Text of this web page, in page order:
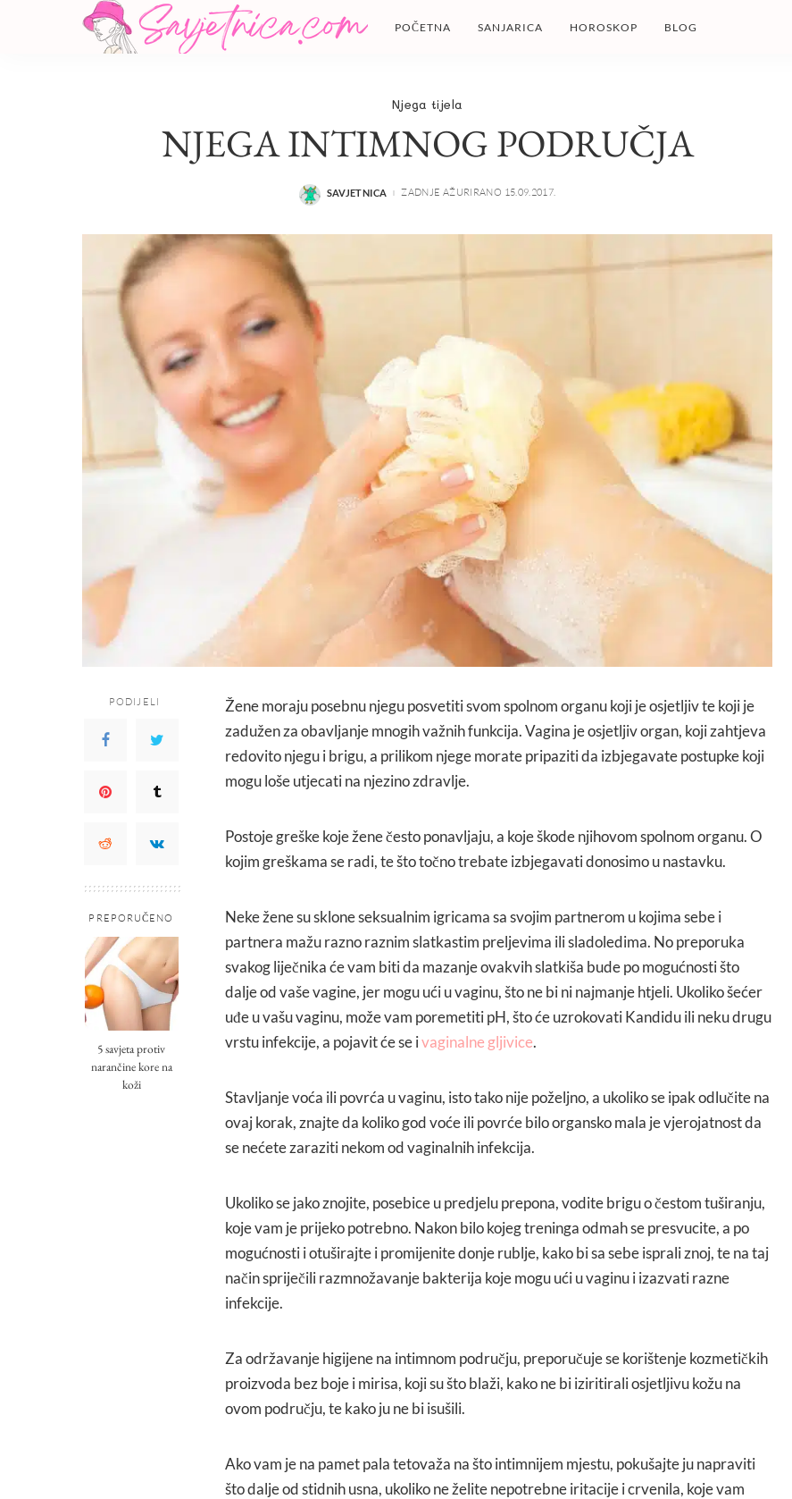
POČETNA SANJARICA HOROSKOP BLOG
Njega tijela
NJEGA INTIMNOG PODRUČJA
POSTED
SAVJETNICA ZADNJE AŽURIRANO 15.09.2017.
PODIJELI
PREPORUČENO
5 savjeta protiv
narančine kore na
koži
Žene moraju posebnu njegu posvetiti svom spolnom organu koji je osjetljiv te koji je
zadužen za obavljanje mnogih važnih funkcija. Vagina je osjetljiv organ, koji zahtjeva
redovito njegu i brigu, a prilikom njege morate pripaziti da izbjegavate postupke koji
mogu loše utjecati na njezino zdravlje.
Postoje greške koje žene često ponavljaju, a koje škode njihovom spolnom organu. O
kojim greškama se radi, te što točno trebate izbjegavati donosimo u nastavku.
Neke žene su sklone seksualnim igricama sa svojim partnerom u kojima sebe i
partnera mažu razno raznim slatkastim preljevima ili sladoledima. No preporuka
svakog liječnika će vam biti da mazanje ovakvih slatkiša bude po mogućnosti što
dalje od vaše vagine, jer mogu ući u vaginu, što ne bi ni najmanje htjeli. Ukoliko šećer
uđe u vašu vaginu, može vam poremetiti pH, što će uzrokovati Kandidu ili neku drugu
vrstu infekcije, a pojavit će se ivaginalne gljivice.
Stavljanje voća ili povrća u vaginu, isto tako nije poželjno, a ukoliko se ipak odlučite na
ovaj korak, znajte da koliko god voće ili povrće bilo organsko mala je vjerojatnost da
se nećete zaraziti nekom od vaginalnih infekcija.
Ukoliko se jako znojite, posebice u predjelu prepona, vodite brigu o čestom tuširanju,
koje vam je prijeko potrebno. Nakon bilo kojeg treninga odmah se presvucite, a po
mogućnosti i otuširajte i promijenite donje rublje, kako bi sa sebe isprali znoj, te na taj
način spriječili razmnožavanje bakterija koje mogu ući u vaginu i izazvati razne
infekcije.
Za održavanje higijene na intimnom području, preporučuje se korištenje kozmetičkih
proizvoda bez boje i mirisa, koji su što blaži, kako ne bi iziritirali osjetljivu kožu na
ovom području, te kako ju ne bi isušili.
Ako vam je na pamet pala tetovaža na što intimnijem mjestu, pokušajte ju napraviti
što dalje od stidnih usna, ukoliko ne želite nepotrebne iritacije i crvenila, koje vam